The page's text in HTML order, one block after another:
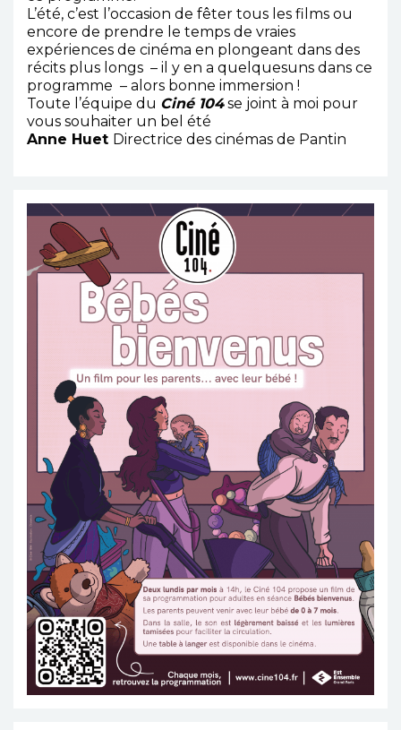
L’été, c’est l’occasion de fêter tous les films ou
encore de prendre le temps de vraies
expériences de cinéma en plongeant dans des
récits plus longs – il y en a quelquesuns dans ce
programme – alors bonne immersion !
Toute l’équipe du Ciné 104 se joint à moi pour
vous souhaiter un bel été
Anne Huet Directrice des cinémas de Pantin